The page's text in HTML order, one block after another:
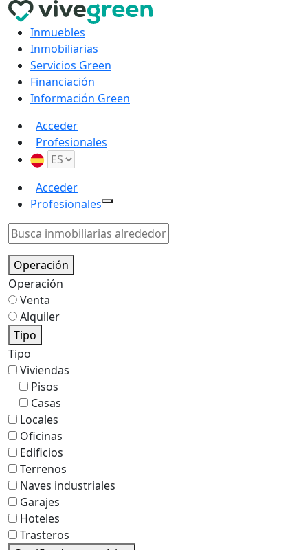
Inmuebles
Inmobiliarias
Servicios Green
Financiación
Información Green
Acceder
Profesionales
Acceder
Profesionales
Operación
Operación
Venta
Alquiler
Tipo
Tipo
Viviendas
Pisos
Casas
Locales
Oficinas
Edificios
Terrenos
Naves industriales
Garajes
Hoteles
Trasteros